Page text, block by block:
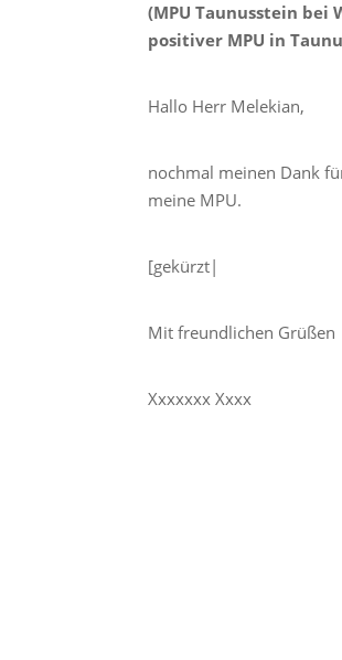
(MPU Taunusstein bei
positiver MPU in
Hallo Herr Melekian,
nochmal meinen Dank
meine MPU.
[gekürzt|
Mit freundlichen Grüßen
Xxxxxxx Xxxx